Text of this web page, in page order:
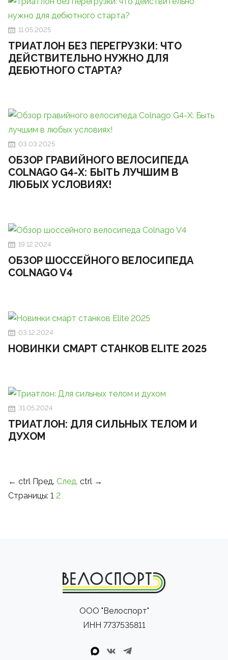
11.05.2025
ТРИАТЛОН БЕЗ ПЕРЕГРУЗКИ: ЧТО
ДЕЙСТВИТЕЛЬНО НУЖНО ДЛЯ
ДЕБЮТНОГО СТАРТА?
03.03.2025
ОБЗОР ГРАВИЙНОГО ВЕЛОСИПЕДА
COLNAGO G4-X: БЫТЬ ЛУЧШИМ В
ЛЮБЫХ УСЛОВИЯХ!
19.12.2024
ОБЗОР ШОССЕЙНОГО ВЕЛОСИПЕДА
COLNAGO V4
03.12.2024
НОВИНКИ СМАРТ СТАНКОВ ELITE 2025
31.05.2024
ТРИАТЛОН: ДЛЯ СИЛЬНЫХ ТЕЛОМ И
ДУХОМ
← ctrl Пред. След. ctrl →
Страницы: 1 2
ООО "Велоспорт"
ИНН 7737535811